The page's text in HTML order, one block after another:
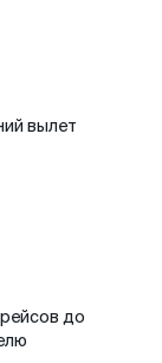
вылет
до